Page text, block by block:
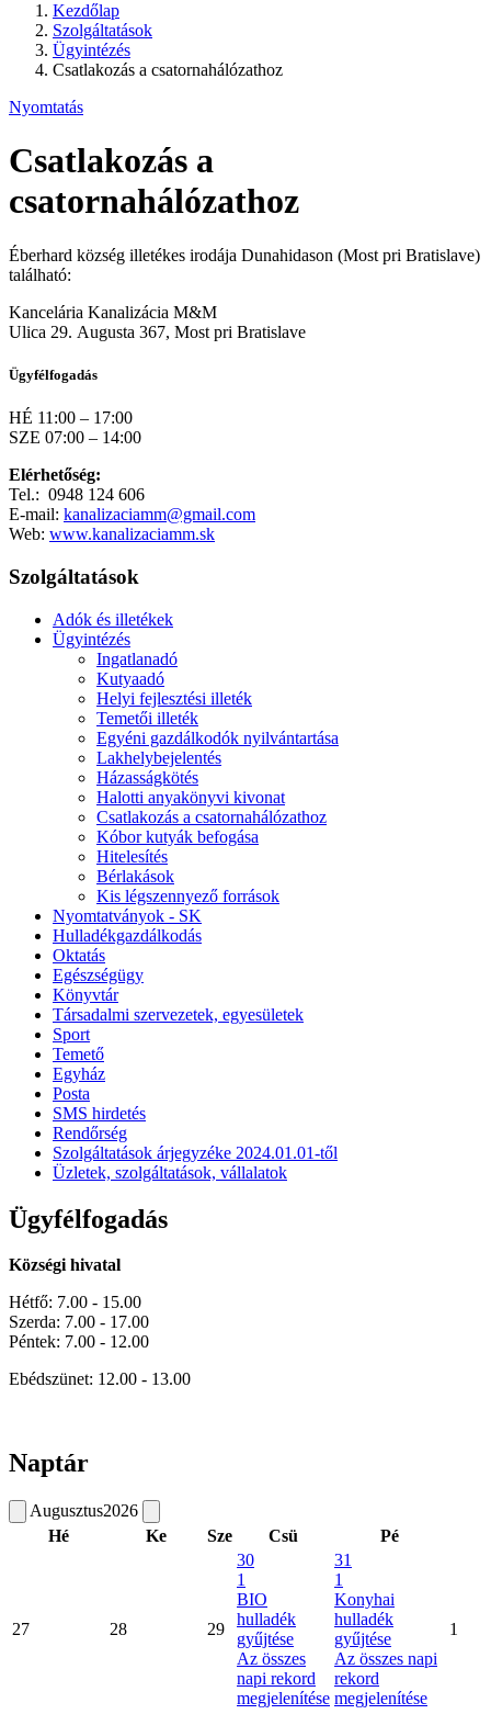
Kezdőlap
Szolgáltatások
Ügyintézés
Csatlakozás a csatornahálózathoz
Nyomtatás
Csatlakozás a
csatornahálózathoz
Éberhard község illetékes irodája Dunahidason (Most pri Bratislave)
található:
Kancelária Kanalizácia M&M
Ulica 29. Augusta 367, Most pri Bratislave
Ügyfélfogadás
HÉ 11:00 – 17:00
SZE 07:00 – 14:00
Elérhetőség:
Tel.: 0948 124 606
E-mail: kanalizaciamm@gmail.com
Web: www.kanalizaciamm.sk
Szolgáltatások
Adók és illetékek
Ügyintézés
Ingatlanadó
Kutyaadó
Helyi fejlesztési illeték
Temetői illeték
Egyéni gazdálkodók nyilvántartása
Lakhelybejelentés
Házasságkötés
Halotti anyakönyvi kivonat
Csatlakozás a csatornahálózathoz
Kóbor kutyák befogása
Hitelesítés
Bérlakások
Kis légszennyező források
Nyomtatványok - SK
Hulladékgazdálkodás
Oktatás
Egészségügy
Könyvtár
Társadalmi szervezetek, egyesületek
Sport
Temető
Egyház
Posta
SMS hirdetés
Rendőrség
Szolgáltatások árjegyzéke 2024.01.01-től
Üzletek, szolgáltatások, vállalatok
Ügyfélfogadás
Községi hivatal
Hétfő: 7.00 - 15.00
Szerda: 7.00 - 17.00
Péntek: 7.00 - 12.00
Ebédszünet: 12.00 - 13.00
Naptár
Augusztus2026
Hé
Ke Sze Csü Pé
27 28 29
30
1
BIO
hulladék
gyűjtése
Az összes
napi rekord
megjelenítése
31
1
Konyhai
hulladék
gyűjtése
Az összes napi
rekord
megjelenítése
1